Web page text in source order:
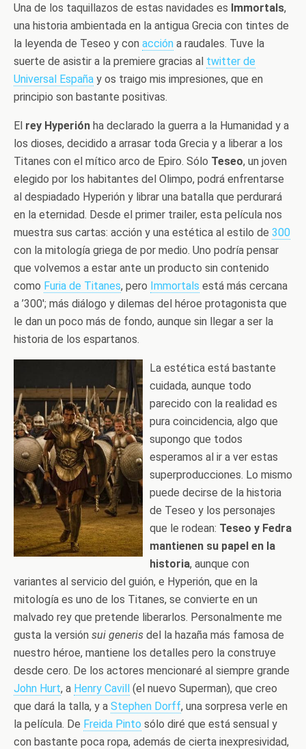
Una de los taquillazos de estas navidades es Immortals,
una historia ambientada en la antigua Grecia con tintes de
la leyenda de Teseo y con acción a raudales. Tuve la
suerte de asistir a la premiere gracias al twitter de
Universal España y os traigo mis impresiones, que en
principio son bastante positivas.
El rey Hyperión ha declarado la guerra a la Humanidad y a
los dioses, decidido a arrasar toda Grecia y a liberar a los
Titanes con el mítico arco de Epiro. Sólo Teseo, un joven
elegido por los habitantes del Olimpo, podrá enfrentarse
al despiadado Hyperión y librar una batalla que perdurará
en la eternidad. Desde el primer trailer, esta película nos
muestra sus cartas: acción y una estética al estilo de 300
con la mitología griega de por medio. Uno podría pensar
que volvemos a estar ante un producto sin contenido
como Furia de Titanes, pero Immortals está más cercana
a ’300′; más diálogo y dilemas del héroe protagonista que
le dan un poco más de fondo, aunque sin llegar a ser la
historia de los espartanos.
La estética está bastante
cuidada, aunque todo
parecido con la realidad es
pura coincidencia, algo que
supongo que todos
esperamos al ir a ver estas
superproducciones. Lo mismo
puede decirse de la historia
de Teseo y los personajes
que le rodean: Teseo y Fedra
mantienen su papel en la
historia, aunque con
variantes al servicio del guión, e Hyperión, que en la
mitología es uno de los Titanes, se convierte en un
malvado rey que pretende liberarlos. Personalmente me
gusta la versión sui generis del la hazaña más famosa de
nuestro héroe, mantiene los detalles pero la construye
desde cero. De los actores mencionaré al siempre grande
John Hurt, a Henry Cavill (el nuevo Superman), que creo
que dará la talla, y a Stephen Dorff, una sorpresa verle en
la película. De Freida Pinto sólo diré que está sensual y
con bastante poca ropa, además de cierta inexpresividad,